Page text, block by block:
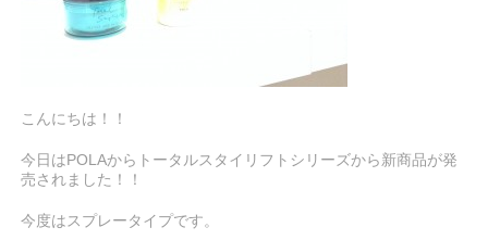
こんにちは！！
今日はPOLAからトータルスタイリフトシリーズから新商品が発
売されました！！
今度はスプレータイプです。